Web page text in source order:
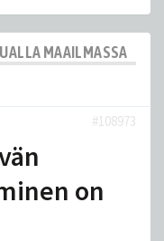
MAAILMASSA
#108973
on